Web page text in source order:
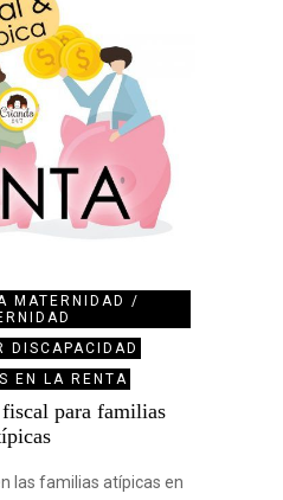
MATERNIDAD /
DISCAPACIDAD
EN LA RENTA
para familias
las familias atípicas en